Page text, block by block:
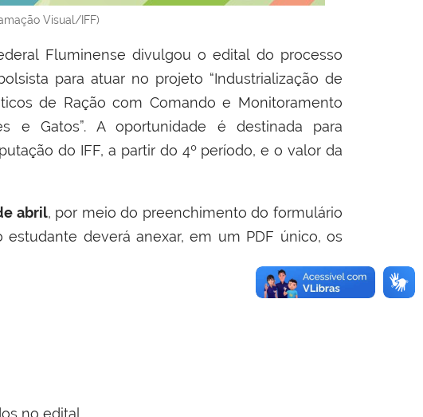
Visual/IFF)
Fluminense divulgou o edital do processo
para atuar no projeto “Industrialização de
de Ração com Comando e Monitoramento
e Gatos”. A oportunidade é destinada para
do IFF, a partir do 4º período, e o valor da
abril, por meio do preenchimento do formulário
deverá anexar, em um PDF único, os
no edital.